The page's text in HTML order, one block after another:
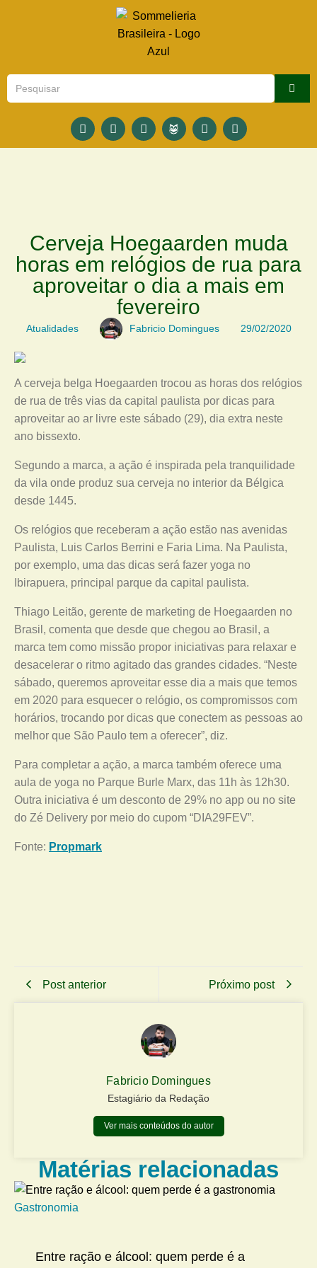
Cerveja Hoegaarden muda
horas em relógios de rua para
aproveitar o dia a mais em
fevereiro
Atualidades Fabricio Domingues 29/02/2020
A cerveja belga Hoegaarden trocou as horas dos relógios
de rua de três vias da capital paulista por dicas para
aproveitar ao ar livre este sábado (29), dia extra neste
ano bissexto.
Segundo a marca, a ação é inspirada pela tranquilidade
da vila onde produz sua cerveja no interior da Bélgica
desde 1445.
Os relógios que receberam a ação estão nas avenidas
Paulista, Luis Carlos Berrini e Faria Lima. Na Paulista,
por exemplo, uma das dicas será fazer yoga no
Ibirapuera, principal parque da capital paulista.
Thiago Leitão, gerente de marketing de Hoegaarden no
Brasil, comenta que desde que chegou ao Brasil, a
marca tem como missão propor iniciativas para relaxar e
desacelerar o ritmo agitado das grandes cidades. “Neste
sábado, queremos aproveitar esse dia a mais que temos
em 2020 para esquecer o relógio, os compromissos com
horários, trocando por dicas que conectem as pessoas ao
melhor que São Paulo tem a oferecer”, diz.
Para completar a ação, a marca também oferece uma
aula de yoga no Parque Burle Marx, das 11h às 12h30.
Outra iniciativa é um desconto de 29% no app ou no site
do Zé Delivery por meio do cupom “DIA29FEV”.
Fonte: Propmark
Post anterior Próximo post
Fabricio Domingues
Estagiário da Redação
Ver mais conteúdos do autor
Matérias relacionadas
Gastronomia
Entre ração e álcool: quem perde é a